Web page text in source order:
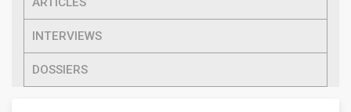
INTERVIEWS
DOSSIERS